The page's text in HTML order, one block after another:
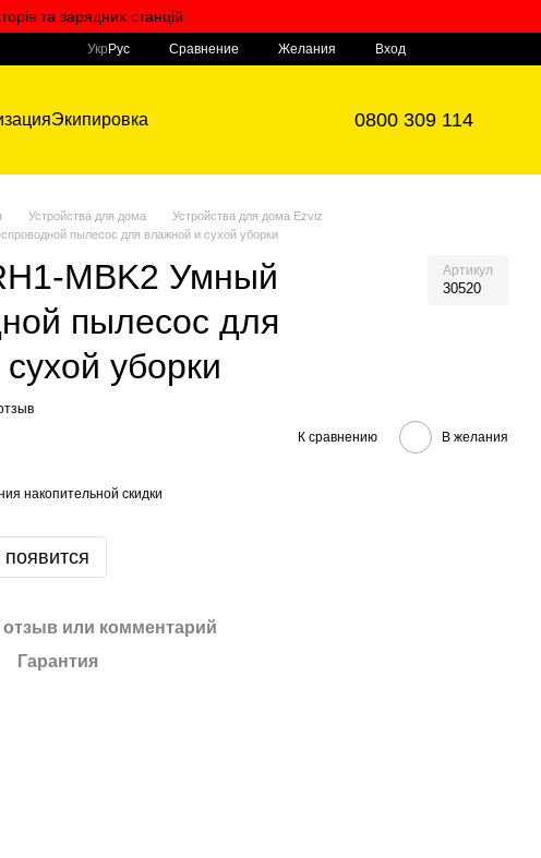
та зарядних станцій
Укр Рус Сравнение Желания Вход
Экипировка 0800 309 114
Устройства для дома
Устройства для дома Ezviz
пылесос для влажной и сухой уборки
MBK2 Умный
пылесос для
уборки
Артикул
30520
К сравнению В желания
накопительной скидки
или комментарий
Гарантия